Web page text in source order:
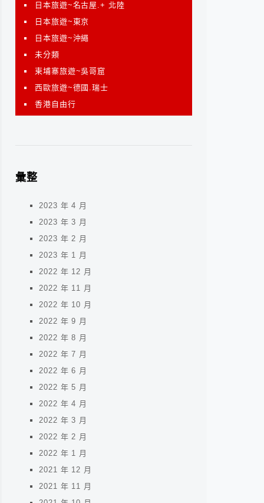
日本旅遊~名古屋.+ 北陸
日本旅遊~東京
日本旅遊~沖繩
未分類
柬埔寨旅遊~吳哥窟
西歐旅遊~德國.瑞士
香港自由行
彙整
2023 年 4 月
2023 年 3 月
2023 年 2 月
2023 年 1 月
2022 年 12 月
2022 年 11 月
2022 年 10 月
2022 年 9 月
2022 年 8 月
2022 年 7 月
2022 年 6 月
2022 年 5 月
2022 年 4 月
2022 年 3 月
2022 年 2 月
2022 年 1 月
2021 年 12 月
2021 年 11 月